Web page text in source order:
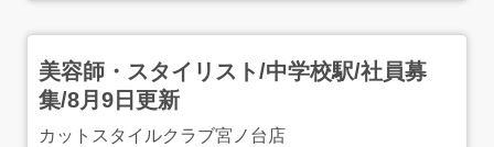
美容師・スタイリスト/中学校駅/社員募
集/8月9日更新
カットスタイルクラブ宮ノ台店